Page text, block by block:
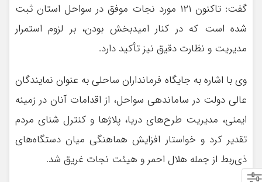
گفت: تاکنون ۱۲۱ مورد نجات موفق در سواحل استان ثبت
شده است که در کنار امیدبخش بودن، بر لزوم استمرار
مدیریت و نظارت دقیق نیز تأکید دارد.
وی با اشاره به جایگاه فرمانداران ساحلی به عنوان نمایندگان
عالی دولت در ساماندهی سواحل، از اقدامات آنان در زمینه
ایمنی، مدیریت طرح‌های دریا، پلاژها و کنترل شنای مردم
تقدیر کرد و خواستار افزایش هماهنگی میان دستگاه‌های
ذی‌ربط از جمله هلال احمر و هیئت نجات غریق شد.